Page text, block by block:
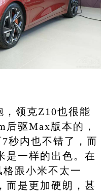
，领克Z10也很能
后驱Max版本的，
秒内也不错了，而
是一样的出色。在
跟小米不太一
而是更加硬朗，甚